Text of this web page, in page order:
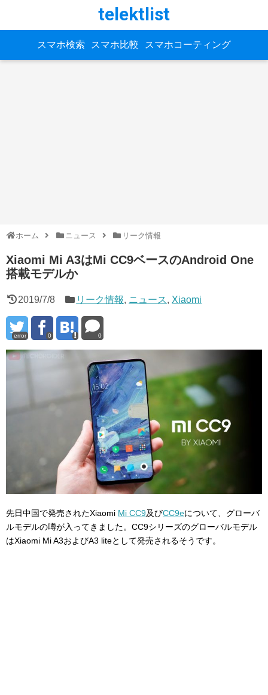
telektlist
スマホ検索 スマホ比較 スマホコーティング
ホーム ニュース リーク情報
Xiaomi Mi A3はMi CC9ベースのAndroid One
搭載モデルか
2019/7/8 リーク情報, ニュース, Xiaomi
error 0 0
先日中国で発売されたXiaomi Mi CC9及びCC9eについて、グローバ
ルモデルの噂が入ってきました。CC9シリーズのグローバルモデル
はXiaomi Mi A3およびA3 liteとして発売されるそうです。